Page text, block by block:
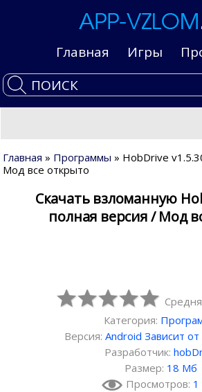
Главная Игры
Главная » Программы » HobDrive
Мод все открыто
Скачать взломанную
полная версия / Мод
Категория:
Версия: Android Зависит от
Разработчик:
Размер: 18 Мб
Просмотров: 1